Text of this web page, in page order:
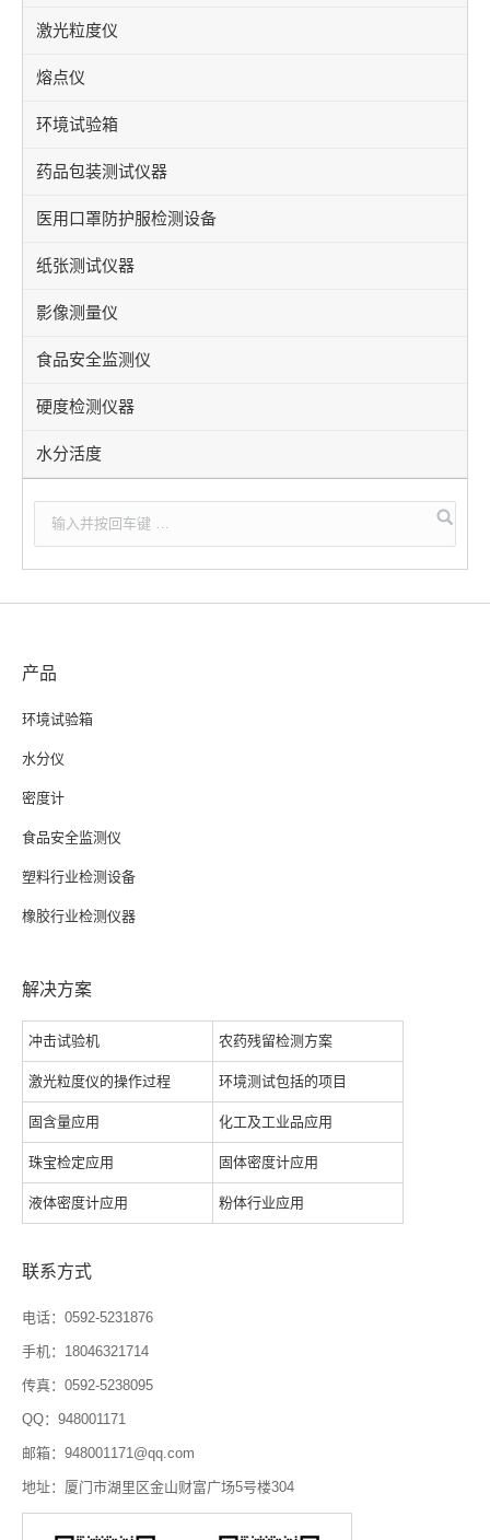
激光粒度仪
熔点仪
环境试验箱
药品包装测试仪器
医用口罩防护服检测设备
纸张测试仪器
影像测量仪
食品安全监测仪
硬度检测仪器
水分活度
产品
环境试验箱
水分仪
密度计
食品安全监测仪
塑料行业检测设备
橡胶行业检测仪器
解决方案
冲击试验机 农药残留检测方案
激光粒度仪的操作过程 环境测试包括的项目
固含量应用 化工及工业品应用
珠宝检定应用 固体密度计应用
液体密度计应用 粉体行业应用
联系方式
电话：0592-5231876
手机：18046321714
传真：0592-5238095
QQ：948001171
邮箱：948001171@qq.com
地址：厦门市湖里区金山财富广场5号楼304